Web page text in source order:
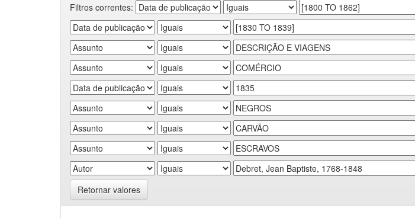
Filtros correntes:
Retornar valores